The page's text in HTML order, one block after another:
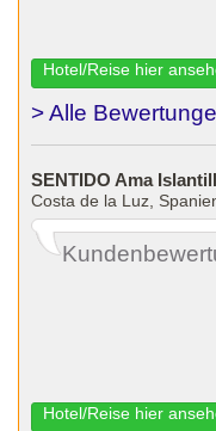
Hotel/Reise hier
> Alle
SENTIDO Ama
Costa de la Luz,
Hotel/Reise hier